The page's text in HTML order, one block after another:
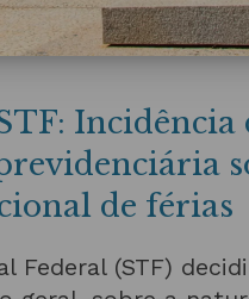
Incidência
de férias
Federal (STF)